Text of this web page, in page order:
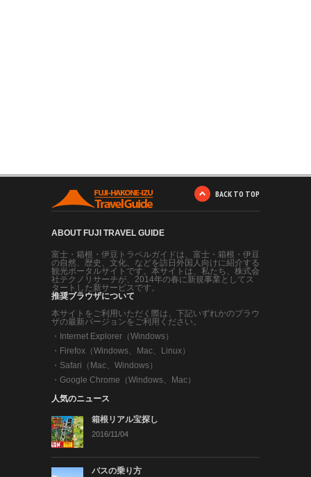
BACK TO TOP
ABOUT FUJI TRAVEL GUIDE
富士・箱根・伊豆トラベルガイドは、富士・箱根・伊豆
の自然、歴史、文化、などを訪日外国人向けに紹介する
観光ポータルサイトです。本サイトは、私たち、株式会
社テクノリサーチが、2014年の春に新規事業としてス
タートした新サービスです。
推奨ブラウザについて
本サイトをご利用いただく際は、下記いずれかのブラウ
ザの最新バージョンをご利用ください。
・
Internet Explorer（Windows）
・ Firefox（Windows、Mac、Linux）
・ Safari（Mac、Windows）
・ Google Chrome（Windows、Mac）
人気のニュース
箱根リアル宝探し
2016/11/04
バスの乗り方